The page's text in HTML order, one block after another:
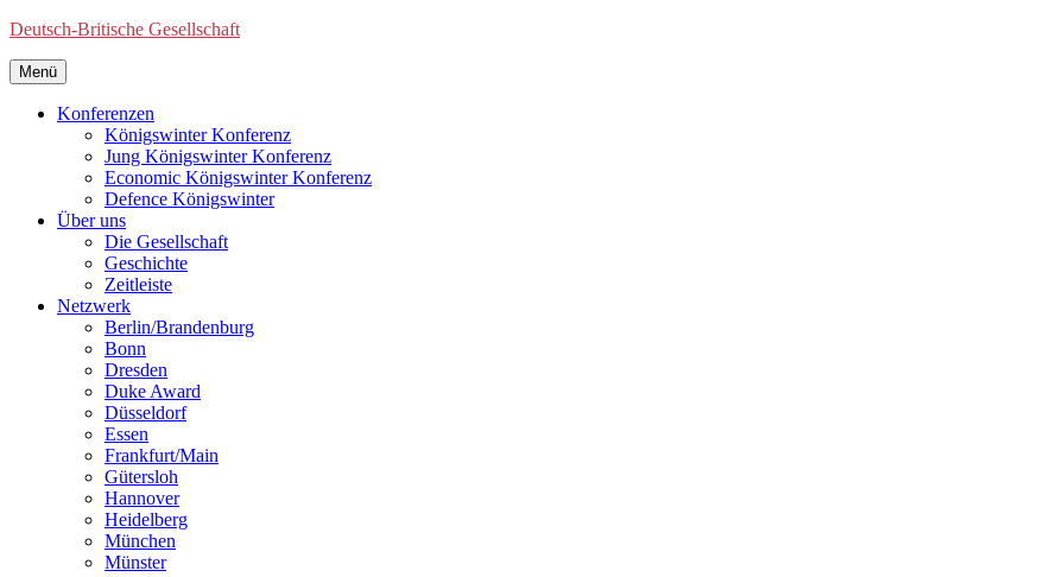
Deutsch-Britische Gesellschaft
Menü
Konferenzen
Königswinter Konferenz
Jung Königswinter Konferenz
Economic Königswinter Konferenz
Defence Königswinter
Über uns
Die Gesellschaft
Geschichte
Zeitleiste
Netzwerk
Berlin/Brandenburg
Bonn
Dresden
Duke Award
Düsseldorf
Essen
Frankfurt/Main
Gütersloh
Hannover
Heidelberg
München
Münster